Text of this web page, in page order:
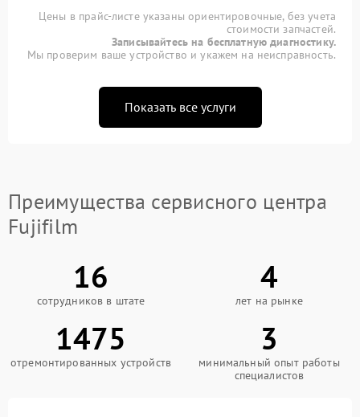
Цены в прайс-листе указаны ориентировочные, без учета
стоимости запчастей.
Записывайтесь на бесплатную диагностику.
Мы проверим ваше устройство и укажем на неисправность.
Показать все услуги
Преимущества сервисного центра
Fujifilm
16
сотрудников в штате
4
лет на рынке
1475
отремонтированных устройств
3
минимальный опыт работы
специалистов